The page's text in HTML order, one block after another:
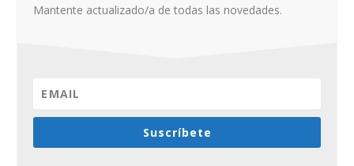
Mantente actualizado/a de todas las novedades.
Suscríbete